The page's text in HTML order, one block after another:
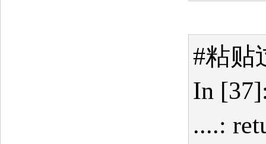
#粘贴
In
....: